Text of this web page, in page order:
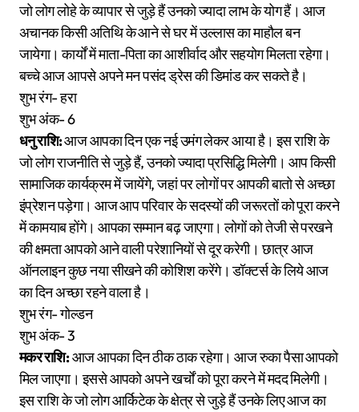
जो लोग लोहे के व्यापार से जुड़े हैं उनको ज्यादा लाभ के योग हैं। आज
अचानक किसी अतिथि के आने से घर में उल्लास का माहौल बन
जायेगा। कार्यों में माता-पिता का आशीर्वाद और सहयोग मिलता रहेगा।
बच्चे आज आपसे अपने मन पसंद ड्रेस की डिमांड कर सकते है।
शुभ रंग- हरा
शुभ अंक- 6
धनु राशि:आज आपका दिन एक नई उमंग लेकर आया है। इस राशि के
जो लोग राजनीति से जुड़े हैं, उनको ज्यादा प्रसिद्धि मिलेगी। आप किसी
सामाजिक कार्यक्रम में जायेंगे, जहां पर लोगों पर आपकी बातो से अच्छा
इंप्रेशन पड़ेगा। आज आप परिवार के सदस्यों की जरूरतों को पूरा करने
में कामयाब होंगे। आपका सम्मान बढ़ जाएगा। लोगों को तेजी से परखने
की क्षमता आपको आने वाली परेशानियों से दूर करेगी। छात्र आज
ऑनलाइन कुछ नया सीखने की कोशिश करेंगे। डॉक्टर्स के लिये आज
का दिन अच्छा रहने वाला है।
शुभ रंग- गोल्डन
शुभ अंक- 3
मकर राशि:आज आपका दिन ठीक ठाक रहेगा। आज रुका पैसा आपको
मिल जाएगा। इससे आपको अपने खर्चों को पूरा करने में मदद मिलेगी।
इस राशि के जो लोग आर्किटेक के क्षेत्र से जुड़े हैं उनके लिए आज का